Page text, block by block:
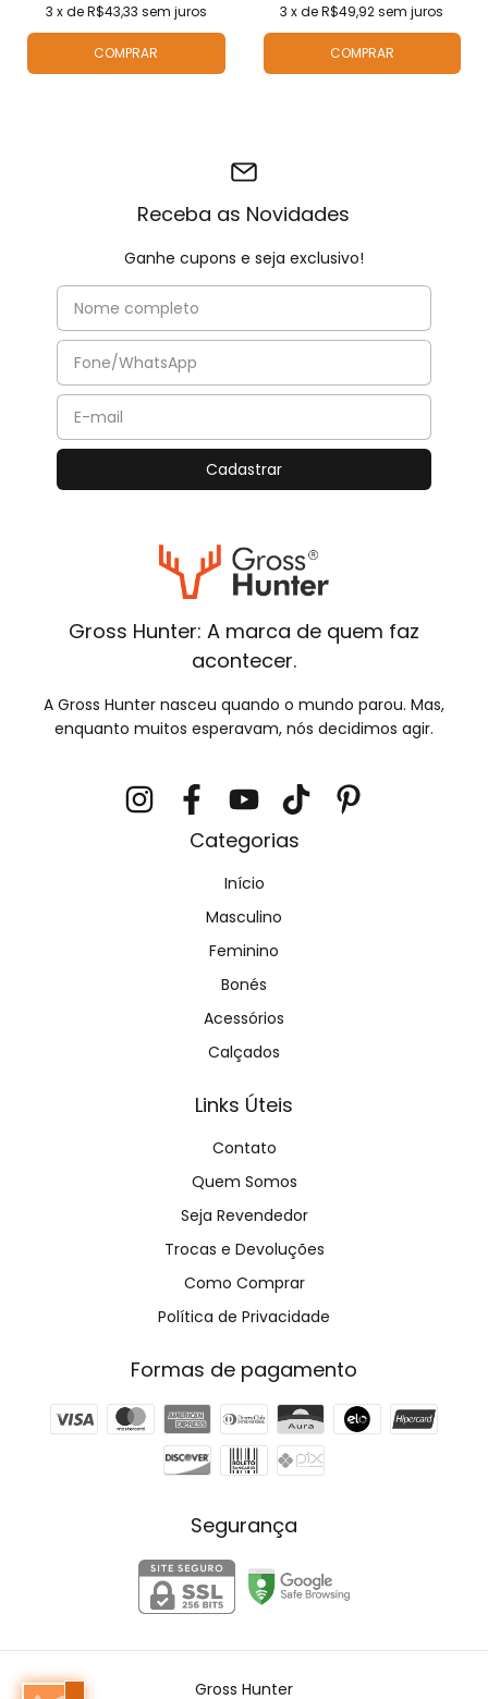
3 x deR$43,33 sem juros
COMPRAR
3 x deR$49,92sem juros
COMPRAR
Receba as Novidades
Ganhe cupons e seja exclusivo!
Gross Hunter: A marca de quem faz
acontecer.
A Gross Hunter nasceu quando o mundo parou. Mas,
enquanto muitos esperavam, nós decidimos agir.
Categorias
Início
Masculino
Feminino
Bonés
Acessórios
Calçados
Links Úteis
Contato
Quem Somos
Seja Revendedor
Trocas e Devoluções
Como Comprar
Política de Privacidade
Formas de pagamento
Segurança
Gross Hunter